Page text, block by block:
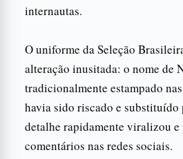
internautas.
O uniforme da Seleção
alteração inusitada: o nome de
tradicionalmente estampado
havia sido riscado e substituído
detalhe rapidamente viralizou e
comentários nas redes sociais.